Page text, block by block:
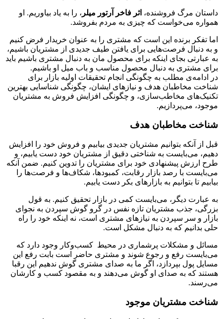
داستان مرگ فروشنده، اثر فاخر آرتور میلر ، را به یاد بیاوریم. او
همواره می‌خواست که چیزی به مردم بفروشد.
اما تفکر برنده این است که مشتری را به عنوان خریدار فرض کنیم
و به دنبال فرصت‌هایی برای یافتن طیف جدیدی از مشتریان باشیم،
به عبارتی بجای اینکه برای محصول مان به دنبال مشتری باشیم باید
برای مشتری به دنبال محصول مناسب و باب میل او باشیم.
در ادامه‌ی مطلب به چگونگی انجام تحقیقات اولیه بازار برای
شناخت مخاطبان هدف و نیازهای ایشان، چگونگی شناسایی بهترین
تکنیک‌های مخاطب‌سازی، و چگونگی افزایش فروش به مشتریان
موجود، می‌پردازیم.
شناخت مخاطبان هدف
قبل از آنکه بتوانیم مشتریان جدیدی بیابیم و فروش خود را افزایش
دهیم، می‌بایست به شناختی دقیق از مشتریان خود دست یابیم، و
طرح ارزش پیشنهادی خود برای مشتریان را تدوین کنیم. ضمن آنکه
می‌بایست با رصد بازار رقابت، کمبودها، شکاف‌ها و فرصت‌ها را
بیابیم تا بتوانیم به بازارهای بکر دست یابیم.
به عبارت دیگر، می‌بایست کمی در بازار تحقیق کنیم. به قول
بزرگی، جذب مشتریان تازه نفس در گرو گوش سپردن به نجوای
بازار و سر سپردن به نیازهای مشتری است، نه اینکه خود را راه
حلی بدانیم که به دنبال مشکل است.
مسائل و مشکلات پرشماری در محیط ‌ کسب‌و‌کار وجود دارد که
می‌بایست رفع و رجوع شوند و مشتری حاضر است بابت رفع این
مسایل پول بپردازد، اگر ما به صدای مشتری گوش ندهیم این رقبا
هستند که به صدای او گوش می‌دهند و به مقصود کسب و کارشان
می‌رسند.
شناخت مشتریان موجود